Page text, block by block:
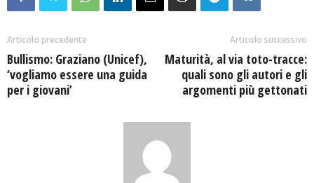
Articolo precedente
Bullismo: Graziano (Unicef),
‘vogliamo essere una guida
per i giovani’
Articolo successivo
Maturità, al via toto-tracce:
quali sono gli autori e gli
argomenti più gettonati